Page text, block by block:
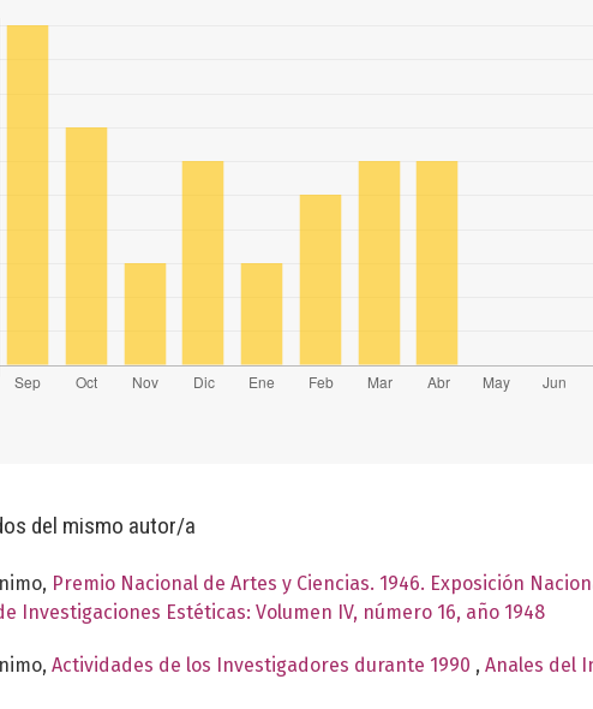
del mismo autor/a
Premio Nacional de Artes y Ciencias. 1946. Exposición
Investigaciones Estéticas: Volumen IV, número 16, año 1948
Actividades de los Investigadores durante 1990 , Anales del